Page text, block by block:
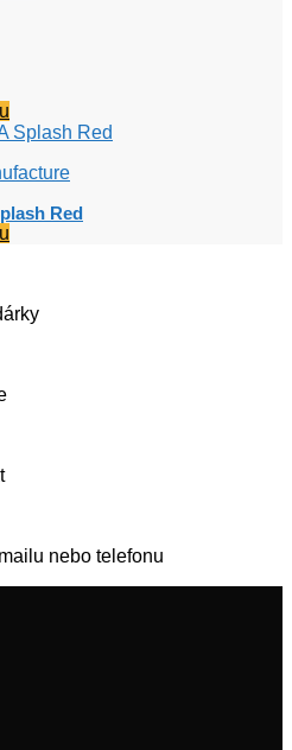
Red
nebo telefonu